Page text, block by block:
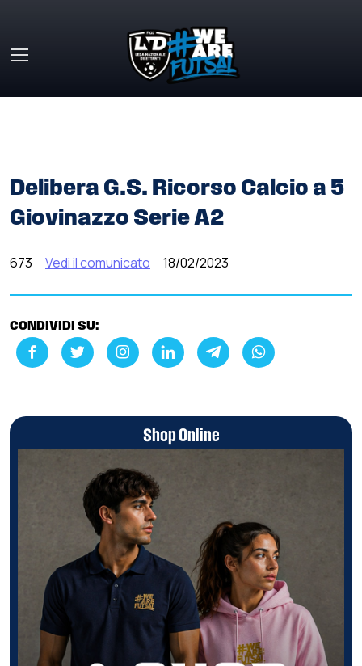
Delibera G.S. Ricorso Calcio a 5
Giovinazzo Serie A2
673 Vedi il comunicato 18/02/2023
CONDIVIDI SU:
Shop Online